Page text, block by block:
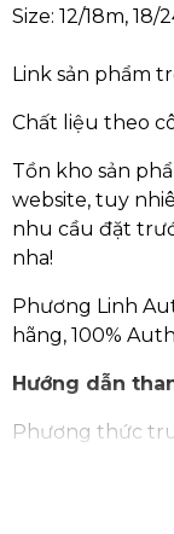
Size: 12/18m, 18/
Link sản phẩm
Chất liệu theo
Tồn kho sản
website, tuy
nhu cầu đặt
nha!
Phương Linh
hãng, 100%
Hướng dẫn
Phương thức
chuyển khoản
Thanh toán